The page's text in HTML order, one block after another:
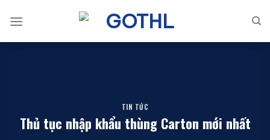
qua
TIN TỨC
Thủ tục nhập khẩu thùng Carton mới nhất